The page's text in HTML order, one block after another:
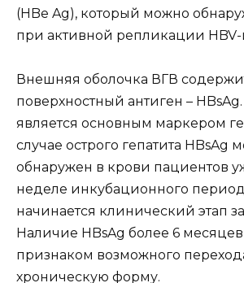
(HBe Ag), который можно
при активной репликации
Внешняя оболочка ВГВ
поверхностный антиген – HBsAg.
является основным маркером
случае острого гепатита HBsAg
обнаружен в крови пациентов
неделе инкубационного
начинается клинический этап
Наличие HBsAg более 6 месяцев
признаком возможного
хроническую форму.